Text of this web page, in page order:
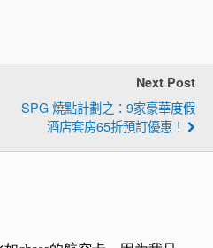
Next Post
SPG 燒點計劃之：9家豪華度假
酒店套房65折預訂優惠！